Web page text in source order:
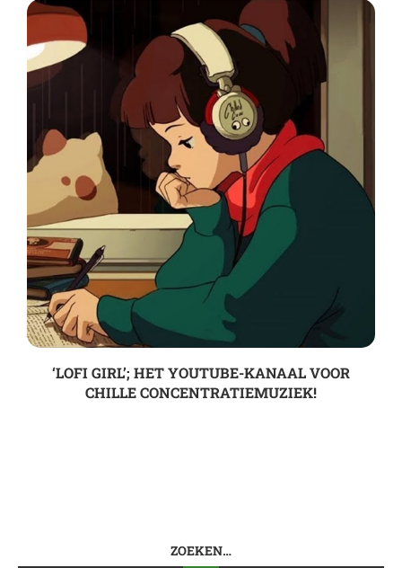
‘LOFI GIRL’; HET YOUTUBE-KANAAL VOOR
CHILLE CONCENTRATIEMUZIEK!
ZOEKEN…